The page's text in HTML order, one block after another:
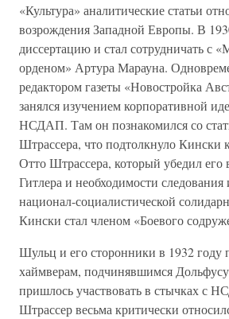
«Культура» аналитические статьи
возрождения Западной Европы. В
диссертацию и стал сотрудничать с
орденом» Артура Марауна.
редактором газеты «Новостройка
занялся изучением корпоративной
НСДАП. Там он познакомился со
Штрассера, что подтолкнуло Кински
Отто Штрассера, который убедил его
Гитлера и необходимости
национал-социалистической
Кински стал членом «Боевого
Шульц и его сторонники в 1932 году
хаймверам, подчинявшимся
пришлось участвовать в стычках с
Штрассер весьма критически